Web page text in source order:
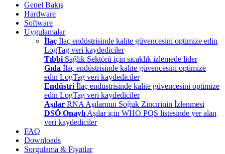
Genel Bakış
Hardware
Software
Uygulamalar
İlaç İlaç endüstrisinde kalite güvencesini optimize edin
LogTag veri kaydediciler
Tıbbi Sağlık Sektörü için sıcaklık izlemede lider
Gıda İlaç endüstrisinde kalite güvencesini optimize
edin LogTag veri kaydediciler
Endüstri İlaç endüstrisinde kalite güvencesini optimize
edin LogTag veri kaydediciler
Aşılar RNA Aşılarının Soğuk Zincirinin İzlenmesi
DSÖ Onaylı Aşılar için WHO PQS listesinde yer alan
veri kaydediciler
FAQ
Downloads
Sorgulama & Fiyatlar